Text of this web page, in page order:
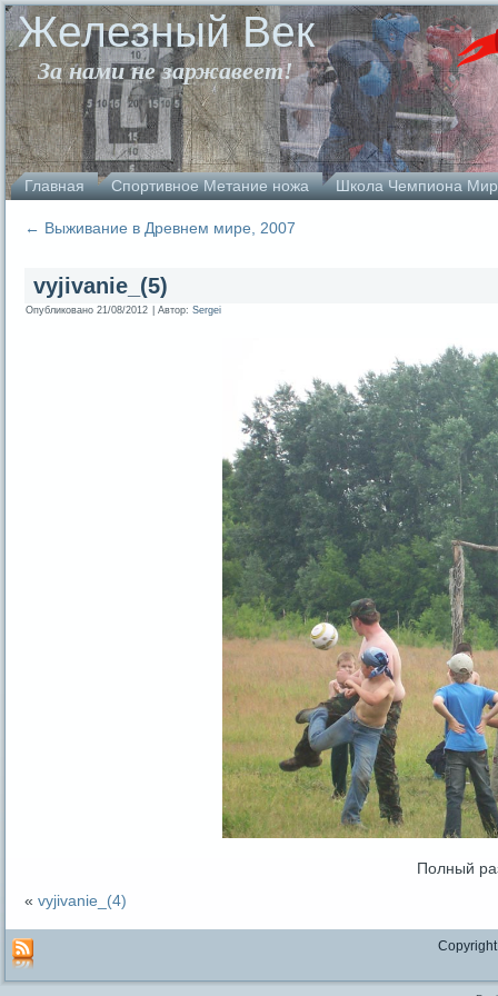
Железный Век
За нами не заржавеет!
Главная Спортивное Метание ножа Школа Чемпиона
← Выживание в Древнем мире, 2007
vyjivanie_(5)
Опубликовано 21/08/2012 Автор: Sergei
Полный
« vyjivanie_(4)